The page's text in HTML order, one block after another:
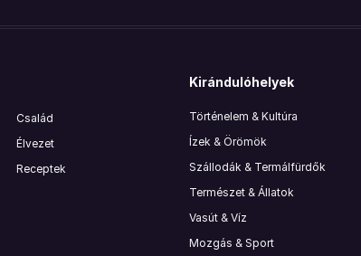
Család
Élvezet
Receptek
Kirándulóhelyek
Történelem & Kultúra
Ízek & Örömök
Szállodák & Termálfürdők
Természet & Állatok
Vasút & Víz
Mozgás & Sport